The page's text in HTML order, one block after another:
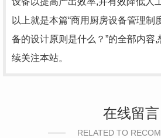
以上就是本篇“商用厨房设备管理制
备的设计原则是什么？”的全部内容
续关注本站。
在线留言
RELATED TO